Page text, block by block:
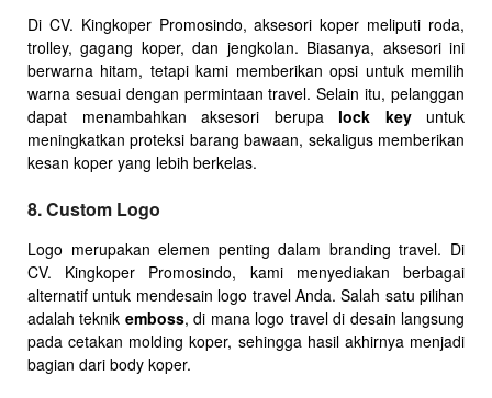
Di CV. Kingkoper Promosindo, aksesori koper meliputi roda,
trolley, gagang koper, dan jengkolan. Biasanya, aksesori ini
berwarna hitam, tetapi kami memberikan opsi untuk memilih
warna sesuai dengan permintaan travel. Selain itu, pelanggan
dapat menambahkan aksesori berupa lock keyuntuk
meningkatkan proteksi barang bawaan, sekaligus memberikan
kesan koper yang lebih berkelas.
8. Custom Logo
Logo merupakan elemen penting dalam branding travel. Di
CV. Kingkoper Promosindo, kami menyediakan berbagai
alternatif untuk mendesain logo travel Anda. Salah satu pilihan
adalah teknik emboss, di mana logo travel di desain langsung
pada cetakan molding koper, sehingga hasil akhirnya menjadi
bagian dari body koper.